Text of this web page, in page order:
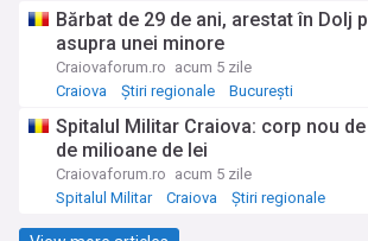
Bărbat de 29 de ani, arestat în Dolj
asupra unei minore
Craiovaforum.ro acum 5 zile
Craiova
Știri regionale București
Spitalul Militar Craiova: corp nou
de milioane de lei
Craiovaforum.ro acum 5 zile
Spitalul Militar
Craiova Știri regionale